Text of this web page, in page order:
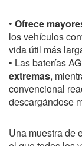
• Ofrece
los vehículos
vida útil más
• Las baterías
extremas,
convencional
descargándose
Una muestra de